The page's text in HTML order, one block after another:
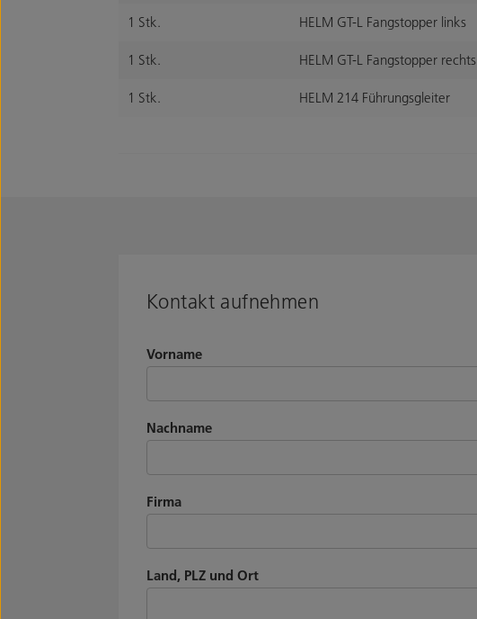
1 Stk. HELM GT-L Fangstopper links
1 Stk. HELM GT-L Fangstopper rechts
1 Stk. HELM 214 Führungsgleiter
Kontakt aufnehmen
Vorname
Nachname
Firma
Land, PLZ und Ort